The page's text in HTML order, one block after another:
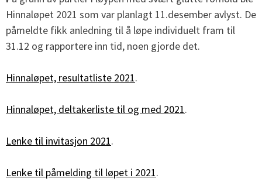
Hinnaløpet 2021 som var planlagt 11.desember avlyst. De
påmeldte fikk anledning til å løpe individuelt fram til
31.12 og rapportere inn tid, noen gjorde det.
Hinnaløpet, resultatliste 2021.
Hinnaløpet, deltakerliste til og med 2021.
Lenke til invitasjon 2021.
Lenke til påmelding til løpet i 2021.